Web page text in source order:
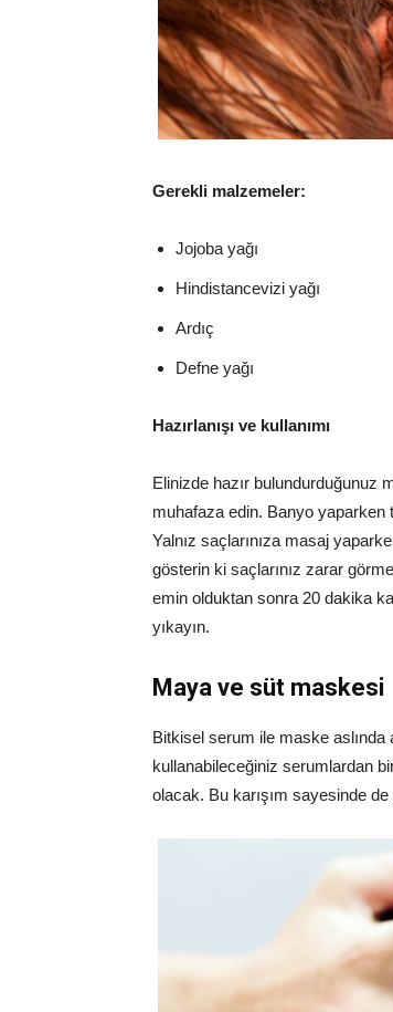
Gerekli malzemeler:
Jojoba yağı
Hindistancevizi yağı
Ardıç
Defne yağı
Hazırlanışı ve kullanımı
Elinizde hazır bulundurduğunuz
muhafaza edin. Banyo yaparken
Yalnız saçlarınıza masaj
gösterin ki saçlarınız zarar
emin olduktan sonra 20 dakika
yıkayın.
Maya ve süt maskesi
Bitkisel serum ile maske aslında
kullanabileceğiniz serumlardan
olacak. Bu karışım sayesinde de